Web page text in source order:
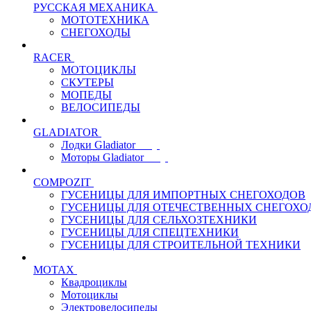
РУССКАЯ МЕХАНИКА
МОТОТЕХНИКА
СНЕГОХОДЫ
RACER
МОТОЦИКЛЫ
СКУТЕРЫ
МОПЕДЫ
ВЕЛОСИПЕДЫ
GLADIATOR
Лодки Gladiator
Моторы Gladiator
COMPOZIT
ГУСЕНИЦЫ ДЛЯ ИМПОРТНЫХ СНЕГОХОДОВ
ГУСЕНИЦЫ ДЛЯ ОТЕЧЕСТВЕННЫХ
ГУСЕНИЦЫ ДЛЯ СЕЛЬХОЗТЕХНИКИ
ГУСЕНИЦЫ ДЛЯ СПЕЦТЕХНИКИ
ГУСЕНИЦЫ ДЛЯ СТРОИТЕЛЬНОЙ ТЕХНИКИ
MOTAX
Квадроциклы
Мотоциклы
Электровелосипеды